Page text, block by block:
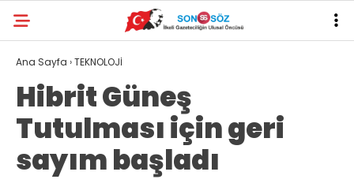
Ana Sayfa ›TEKNOLOJİ
Hibrit Güneş
Tutulması için geri
sayım başladı